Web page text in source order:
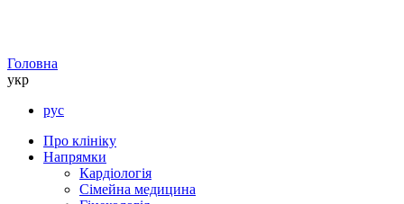
Головна
укр
рус
Про клініку
Напрямки
Кардіологія
Сімейна медицина